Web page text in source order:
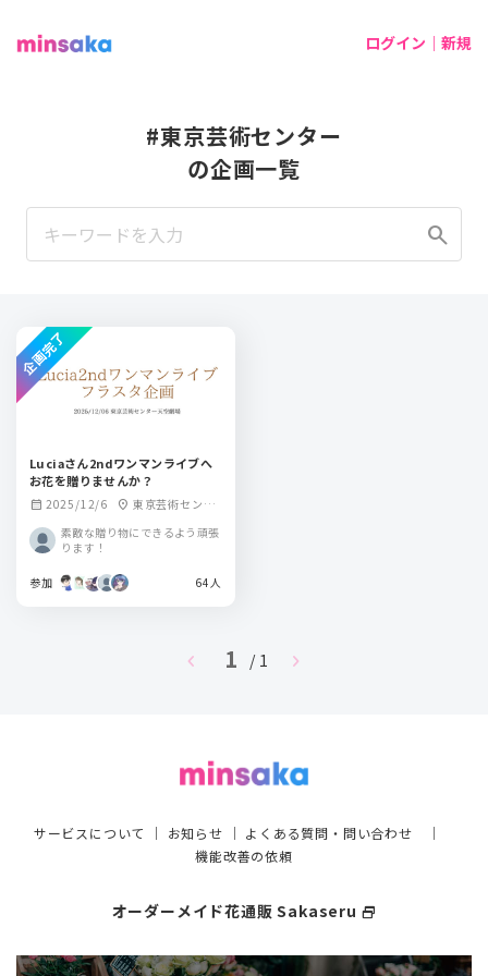
ログイン｜新規
#東京芸術センター
の企画一覧
search
Luciaさん2ndワンマンライブへ
お花を贈りませんか？
calendar_month 2025/12/6 location_on 東京芸術センタ
素敵な贈り物にできるよう頑張
ります！
参加 64人
企画完了
chevron_left 1 / 1 chevron_right
サービスについて ｜ お知らせ ｜ よくある質問・問い合わせ ｜
機能改善の依頼
オーダーメイド花通販 Sakaseru select_window